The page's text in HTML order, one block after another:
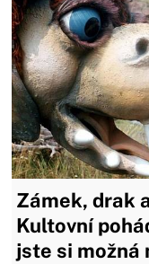
Zámek, drak
Kultovní
jste si možná